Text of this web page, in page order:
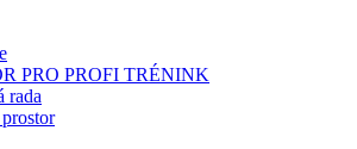
PRO PROFI TRÉNINK
rada